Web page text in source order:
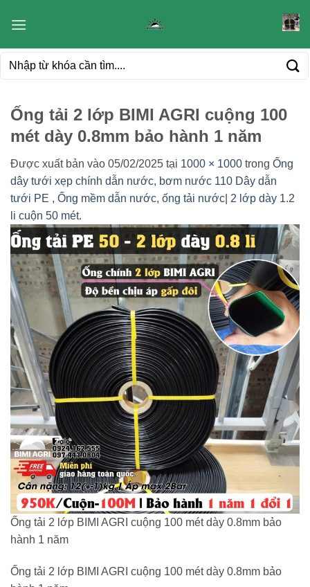
qua
dung
Tìm
Ống tải 2 lớp BIMI AGRI cuộng 100
mét dày 0.8mm bảo hành 1 năm
Được xuất bản vào 05/02/2025 tại 1000 × 1000 trong Ống
dây tưới xẹp chính dẫn nước, bơm nước 110 Dây dẫn
tưới PE , Ống mềm dẫn nước, ống tải nước| 2 lớp dày 1.2
li cuộn 50 mét.
Ống tải 2 lớp BIMI AGRI cuộng 100 mét dày 0.8mm bảo
hành 1 năm
Ống tải 2 lớp BIMI AGRI cuộng 100 mét dày 0.8mm bảo